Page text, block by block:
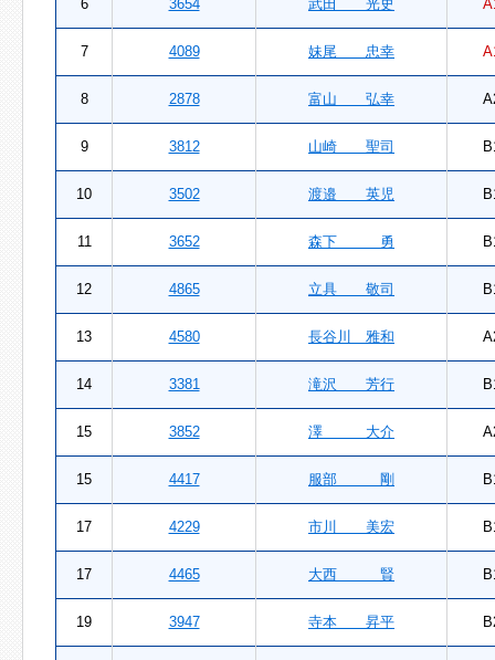
6 3654 武田 光史
7 4089 妹尾 忠幸
8 2878 富山 弘幸
9 3812 山崎 聖司
10 3502 渡邉 英児
11 3652 森下 勇
12 4865 立具 敬司
13 4580 長谷川 雅和
14 3381 滝沢 芳行
15 3852 澤 大介
15 4417 服部 剛
17 4229 市川 美宏
17 4465 大西 賢
19 3947 寺本 昇平